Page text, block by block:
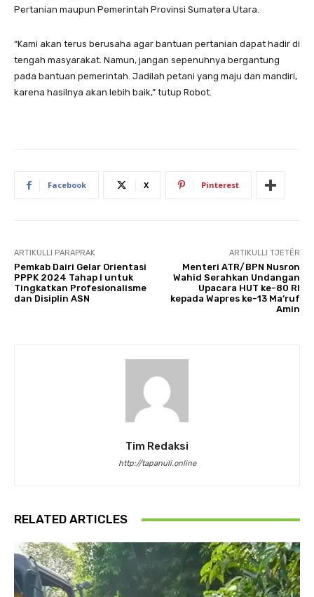
Pertanian maupun Pemerintah Provinsi Sumatera Utara.
“Kami akan terus berusaha agar bantuan pertanian dapat hadir di
tengah masyarakat. Namun, jangan sepenuhnya bergantung
pada bantuan pemerintah. Jadilah petani yang maju dan mandiri,
karena hasilnya akan lebih baik,” tutup Robot.
Facebook X Pinterest
ARTIKULLI PARAPRAK
Pemkab Dairi Gelar Orientasi
PPPK 2024 Tahap I untuk
Tingkatkan Profesionalisme
dan Disiplin ASN
ARTIKULLI TJETËR
Menteri ATR/BPN Nusron
Wahid Serahkan Undangan
Upacara HUT ke-80 RI
kepada Wapres ke-13 Ma’ruf
Amin
Tim Redaksi
http://tapanuli.online
RELATED ARTICLES